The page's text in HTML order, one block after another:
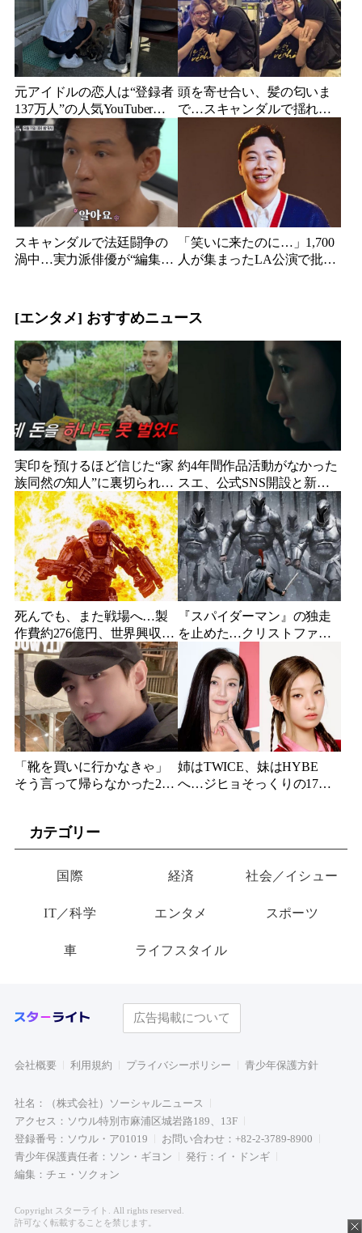
元アイドルの恋人は“登録者
137万人”の人気YouTuberだ
った…同日投稿で明らかに
なった2人の関係
頭を寄せ合い、髪の匂いま
で…スキャンダルで揺れた
人気俳優、ベトナム女性歌
手との親密動画が公開
スキャンダルで法廷闘争の
渦中…実力派俳優が“編集な
「笑いに来たのに…」1,700
人が集まったLA公演で批判
[エンタメ] おすすめニュース
実印を預けるほど信じた“家
族同然の知人”に裏切られ
た…収益9対1、10年間の奴
隷契約で人生が一変
約4年間作品活動がなかった
スエ、公式SNS開設と新ビ
ジュアル公開で復帰説が急
浮上
死んでも、また戦場へ…製
作費約276億円、世界興収
584億円のSF大作『オール・
ユー・ニード・イズ・キ
ル』がついに配信
『スパイダーマン』の独走
を止めた…クリストファ
ー・ノーラン史上最大、390
億円の超大作がついに韓国
上陸
「靴を買いに行かなきゃ」
そう言って帰らなかった24
り物”
姉はTWICE、妹はHYBE
へ…ジヒョそっくりの17歳
カテゴリー
国際 経済 社会／イシュー
IT／科学 エンタメ スポーツ
車 ライフスタイル
広告掲載について
会社概要 利用規約 プライバシーポリシー 青少年保護方針
社名：（株式会社）ソーシャルニュース
アクセス：ソウル特別市麻浦区城岩路189、13F
登録番号：ソウル・ア01019
お問い合わせ：+82-2-3789-8900
青少年保護責任者：ソン・ギヨン
発行：イ・ドンギ
編集：チェ・ソクォン
Copyright スターライト. All rights reserved.
許可なく転載することを禁じます。